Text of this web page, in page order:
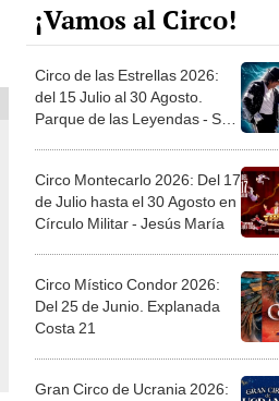
¡Vamos al Circo!
Circo de las Estrellas 2026:
del 15 Julio al 30 Agosto.
Parque de las Leyendas - San
Circo Montecarlo 2026: Del 17
de Julio hasta el 30 Agosto en
Círculo Militar - Jesús María
Circo Místico Condor 2026:
Del 25 de Junio. Explanada
Costa 21
Gran Circo de Ucrania 2026: